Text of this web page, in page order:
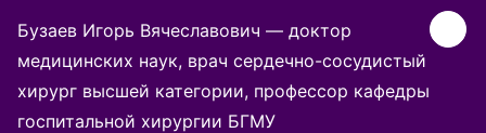
Бузаев Игорь Вячеславович — доктор
медицинских наук, врач сердечно-сосудистый
хирург высшей категории, профессор кафедры
госпитальной хирургии БГМУ